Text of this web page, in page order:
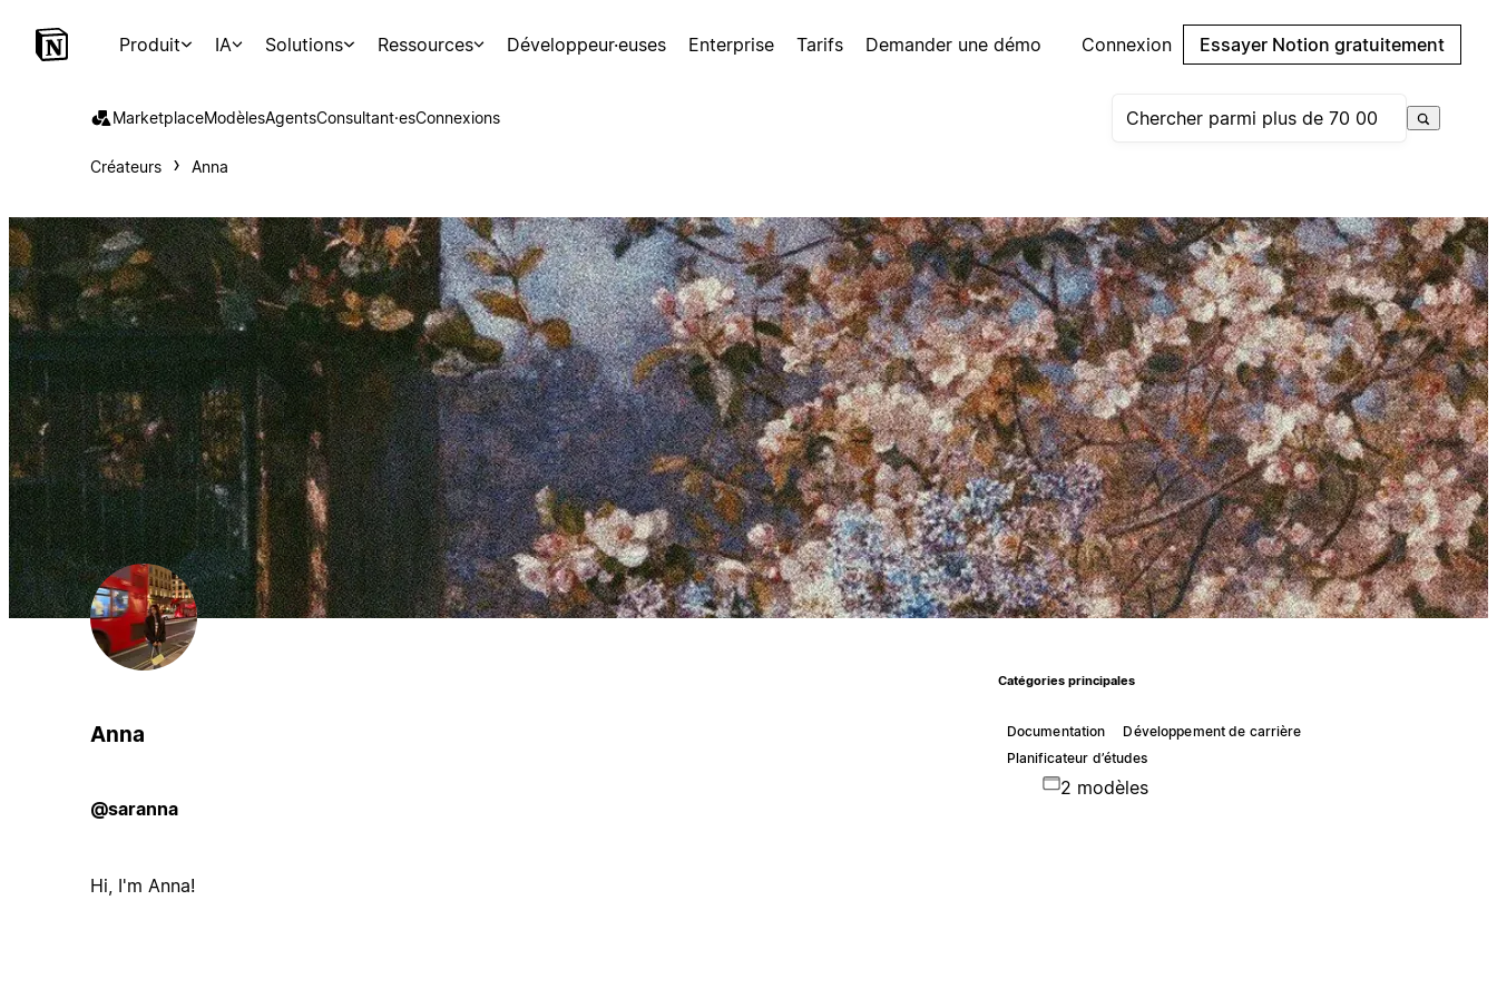
Produit IA Solutions Ressources Développeur·euses Enterprise Tarifs Demander une démo Connexion Essayer Notion gratuitement
MarketplaceModèlesAgentsConsultant·esConnexions
Créateurs Anna
Anna
@saranna
Hi, I'm Anna!
Catégories principales
Documentation
Développement de carrière
Planificateur d’études
2 modèles